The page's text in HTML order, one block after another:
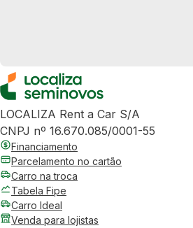
LOCALIZA Rent a Car S/A
CNPJ nº 16.670.085/0001-55
Financiamento
Parcelamento no cartão
Carro na troca
Tabela Fipe
Carro Ideal
Venda para lojistas